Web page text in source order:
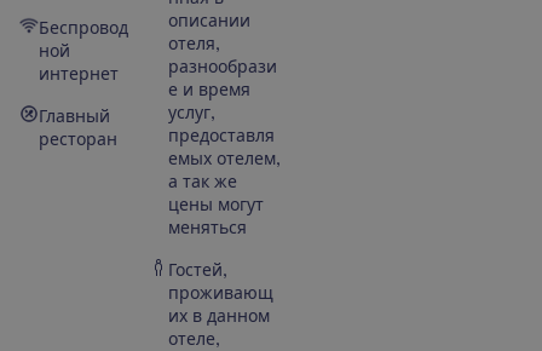
Беспровод
ной
интернет
Главный
ресторан
описании
отеля,
разнообрази
е и время
услуг,
предоставля
емых отелем,
а так же
цены могут
меняться
Гостей,
проживающ
их в данном
отеле,